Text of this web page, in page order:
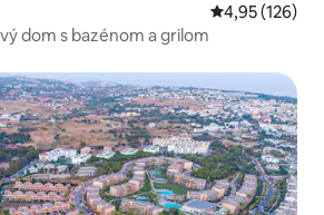
Priemerné
4,95 (126)
dom s bazénom a grilom